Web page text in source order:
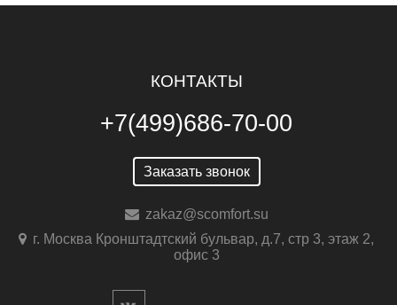
КОНТАКТЫ
+7(499)686-70-00
Заказать звонок
zakaz@scomfort.su
г. Москва Кронштадтский бульвар, д.7, стр 3, этаж 2,
офис 3